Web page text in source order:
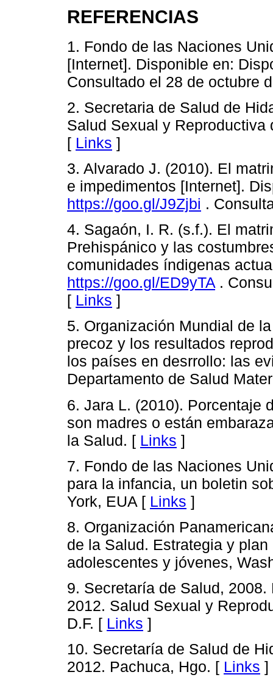
REFERENCIAS
1. Fondo de las Naciones
[Internet]. Disponible en:
Consultado el 28 de octubre
2. Secretaria de Salud de
Salud Sexual y
[ Links ]
3. Alvarado J. (2010). El
e impedimentos [Internet].
https://goo.gl/J9Zjbi .
4. Sagaón, I. R. (s.f.). El
Prehispánico y las
comunidades índigenas
https://goo.gl/ED9yTA .
[ Links ]
5. Organización Mundial de
precoz y los resultados
los países en desrrollo: las
Departamento de Salud
6. Jara L. (2010). Porcentaje
son madres o están
la Salud. [ Links ]
7. Fondo de las Naciones
para la infancia, un boletin
York, EUA [ Links ]
8. Organización
de la Salud. Estrategia y
adolescentes y jóvenes,
9. Secretaría de Salud,
2012. Salud Sexual y
D.F. [ Links ]
10. Secretaría de Salud de
2012. Pachuca, Hgo. [ Links ]